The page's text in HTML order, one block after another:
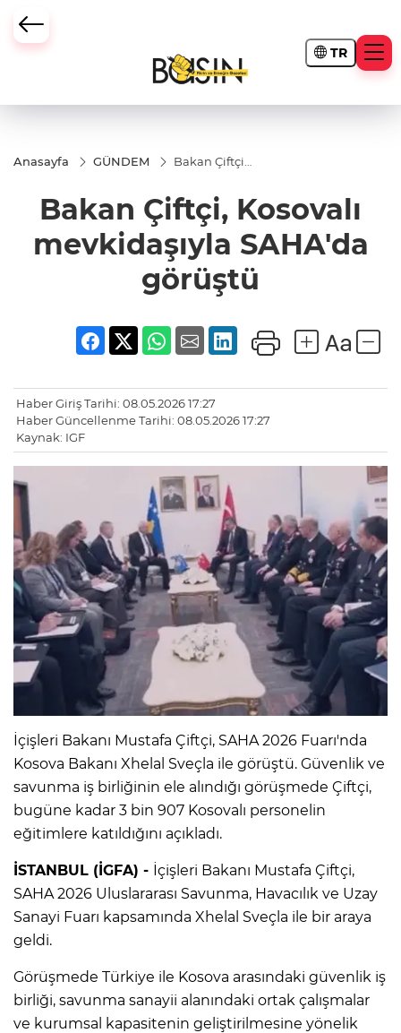
TR
Anasayfa GÜNDEM
Bakan Çiftçi,
SAHA'da
görüştü
Bakan Çiftçi, Kosovalı
mevkidaşıyla SAHA'da
görüştü
Haber Giriş Tarihi: 08.05.2026 17:27
Haber Güncellenme Tarihi: 08.05.2026 17:27
Kaynak: IGF
İçişleri Bakanı Mustafa Çiftçi, SAHA 2026 Fuarı'nda
Kosova Bakanı Xhelal Sveçla ile görüştü. Güvenlik ve
savunma iş birliğinin ele alındığı görüşmede Çiftçi,
bugüne kadar 3 bin 907 Kosovalı personelin
eğitimlere katıldığını açıkladı.
İSTANBUL (İGFA) - İçişleri Bakanı Mustafa Çiftçi,
SAHA 2026 Uluslararası Savunma, Havacılık ve Uzay
Sanayi Fuarı kapsamında Xhelal Sveçla ile bir araya
geldi.
Görüşmede Türkiye ile Kosova arasındaki güvenlik iş
birliği, savunma sanayii alanındaki ortak çalışmalar
ve kurumsal kapasitenin geliştirilmesine yönelik